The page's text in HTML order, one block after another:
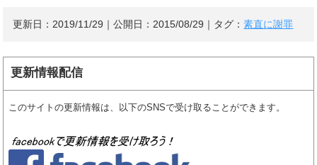
更新日： 2019/11/29 ｜公開日： 2015/08/29 ｜タグ：素直に謝罪
更新情報配信
このサイトの更新情報は、以下のSNSで受け取ることができます。